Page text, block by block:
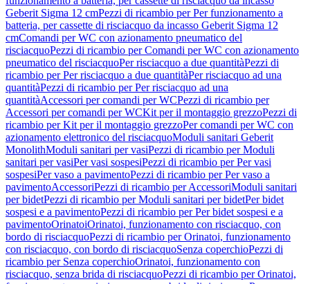
Geberit Sigma 12 cmPezzi di ricambio per Per funzionamento a
batteria, per cassette di risciacquo da incasso Geberit Sigma 12
cmComandi per WC con azionamento pneumatico del
risciacquoPezzi di ricambio per Comandi per WC con azionamento
pneumatico del risciacquoPer risciacquo a due quantitàPezzi di
ricambio per Per risciacquo a due quantitàPer risciacquo ad una
quantitàPezzi di ricambio per Per risciacquo ad una
quantitàAccessori per comandi per WCPezzi di ricambio per
Accessori per comandi per WCKit per il montaggio grezzoPezzi di
ricambio per Kit per il montaggio grezzoPer comandi per WC con
azionamento elettronico del risciacquoModuli sanitari Geberit
MonolithModuli sanitari per vasiPezzi di ricambio per Moduli
sanitari per vasiPer vasi sospesiPezzi di ricambio per Per vasi
sospesiPer vaso a pavimentoPezzi di ricambio per Per vaso a
pavimentoAccessoriPezzi di ricambio per AccessoriModuli sanitari
per bidetPezzi di ricambio per Moduli sanitari per bidetPer bidet
sospesi e a pavimentoPezzi di ricambio per Per bidet sospesi e a
pavimentoOrinatoiOrinatoi, funzionamento con risciacquo, con
bordo di risciacquoPezzi di ricambio per Orinatoi, funzionamento
con risciacquo, con bordo di risciacquoSenza coperchioPezzi di
ricambio per Senza coperchioOrinatoi, funzionamento con
risciacquo, senza brida di risciacquoPezzi di ricambio per Orinatoi,